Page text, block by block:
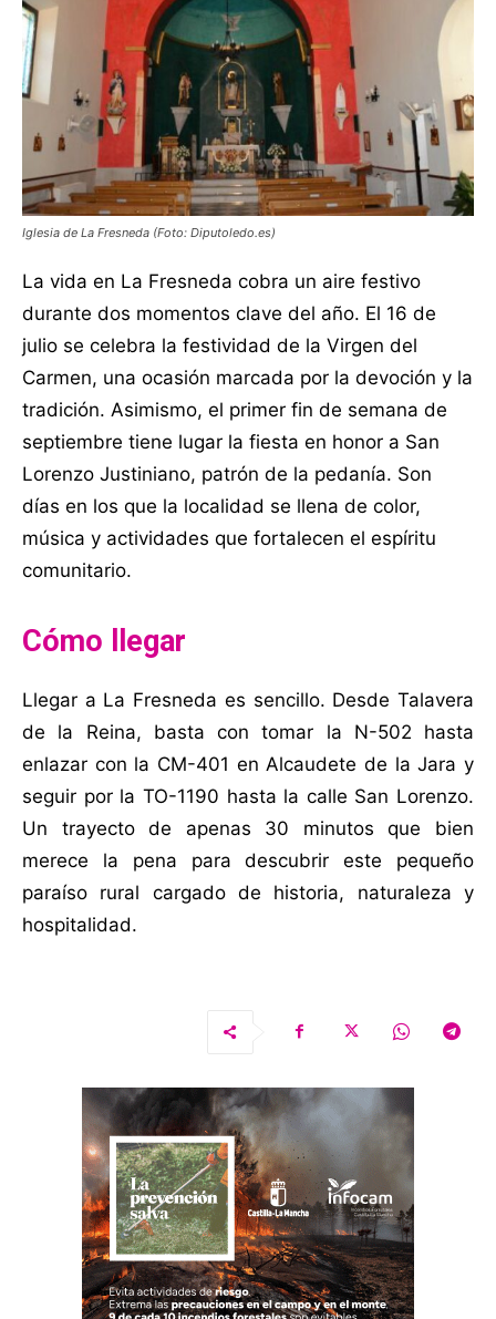
Iglesia de La Fresneda (Foto: Diputoledo.es)
La vida en La Fresneda cobra un aire festivo
durante dos momentos clave del año. El 16 de
julio se celebra la festividad de la Virgen del
Carmen, una ocasión marcada por la devoción y la
tradición. Asimismo, el primer fin de semana de
septiembre tiene lugar la fiesta en honor a San
Lorenzo Justiniano, patrón de la pedanía. Son
días en los que la localidad se llena de color,
música y actividades que fortalecen el espíritu
comunitario.
Cómo llegar
Llegar a La Fresneda es sencillo. Desde Talavera
de la Reina, basta con tomar la N-502 hasta
enlazar con la CM-401 en Alcaudete de la Jara y
seguir por la TO-1190 hasta la calle San Lorenzo.
Un trayecto de apenas 30 minutos que bien
merece la pena para descubrir este pequeño
paraíso rural cargado de historia, naturaleza y
hospitalidad.